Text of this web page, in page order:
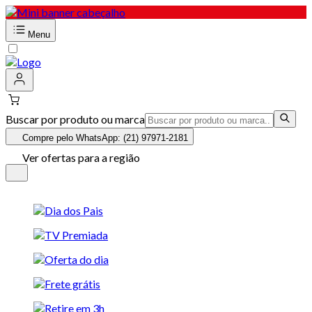
Menu
Buscar por produto ou marca
Compre pelo WhatsApp: (21) 97971-2181
Ver ofertas para a região